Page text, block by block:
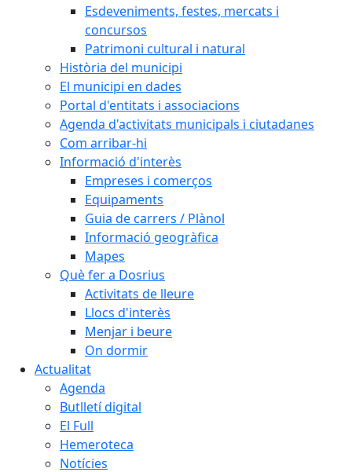
Esdeveniments, festes, mercats i
concursos
Patrimoni cultural i natural
Història del municipi
El municipi en dades
Portal d'entitats i associacions
Agenda d'activitats municipals i ciutadanes
Com arribar-hi
Informació d'interès
Empreses i comerços
Equipaments
Guia de carrers / Plànol
Informació geogràfica
Mapes
Què fer a Dosrius
Activitats de lleure
Llocs d'interès
Menjar i beure
On dormir
Actualitat
Agenda
Butlletí digital
El Full
Hemeroteca
Notícies